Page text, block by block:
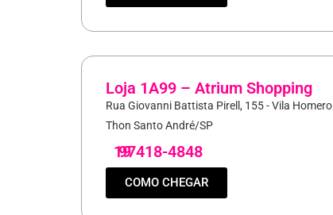
Loja 1A99 – Atrium Shopping
Rua Giovanni Battista Pirell, 155 - Vila Homero
Thon Santo André/SP
19
97418-4848
COMO CHEGAR